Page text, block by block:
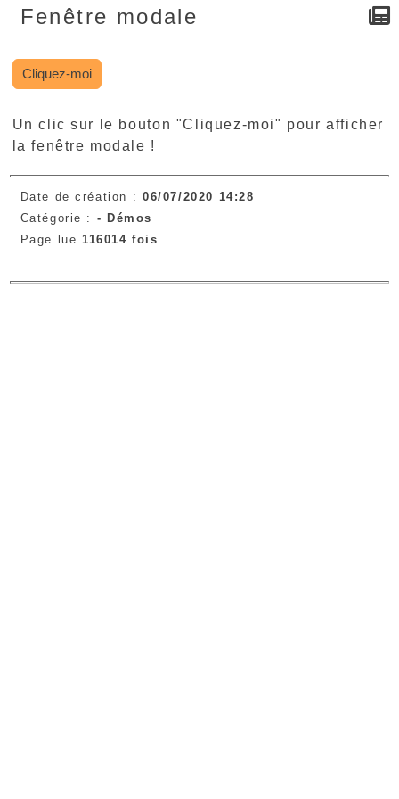
Fenêtre modale
Cliquez-moi
Un clic sur le bouton "Cliquez-moi" pour afficher
la fenêtre modale !
Date de création : 06/07/2020 14:28
Catégorie : - Démos
Page lue 116014 fois